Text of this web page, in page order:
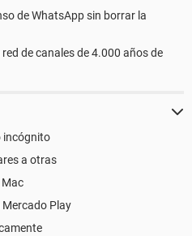
de WhatsApp sin borrar la
de canales de 4.000 años de
incógnito
a otras
Mac
Mercado Play